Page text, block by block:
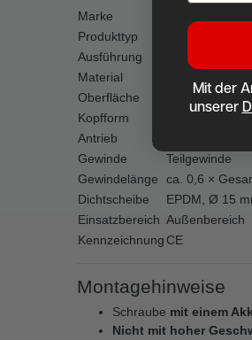
Marke
Produkttyp
Ausführung
2-teilig
Material
Oberfläche
Blank
Kopfform
Antrieb
Gewinde
Teilgewinde
Gewindelänge
ca. 0,6 ×
Dichtscheibe
EPDM, Ø 15
Einsatzbereich Außenbereich
Kennzeichnung CE
Montagehinweise
Schraube mit einem
Nicht mit hoher
Mit der
unserer